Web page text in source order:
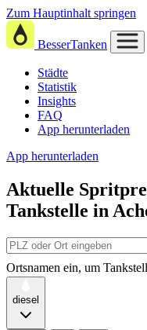
Zum Hauptinhalt springen
BesserTanken
Städte
Statistik
Insights
FAQ
App herunterladen
App herunterladen
Aktuelle
Tankstelle in
Ortsnamen ein, um
diesel